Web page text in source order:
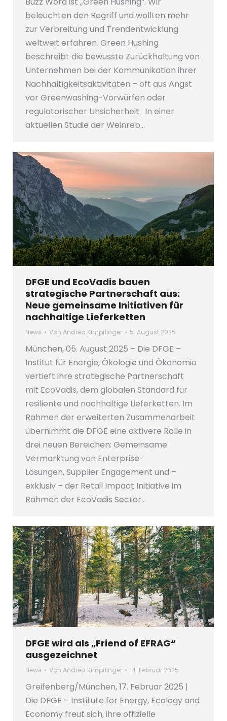
beleuchten den Begriff und wollten mehr
zur Verbreitung und Trendentwicklung
weltweit erfahren. Green Hushing
beschreibt die bewusste Zurückhaltung von
Unternehmen bei der Kommunikation ihrer
Nachhaltigkeitsaktivitäten – oft aus Angst
vor Greenwashing-Vorwürfen oder
regulatorischer Unsicherheit. In einer
aktuellen Studie der Weinreb…
DFGE und EcoVadis bauen
strategische Partnerschaft aus:
Neue gemeinsame Initiativen für
nachhaltige Lieferketten
News Von Andrea Kimpflinger 5. August 2025
München, 05. August 2025 – Die DFGE –
Institut für Energie, Ökologie und Ökonomie
vertieft ihre strategische Partnerschaft
mit EcoVadis, dem globalen Standard für
resiliente und nachhaltige Lieferketten. Im
Rahmen der erweiterten Zusammenarbeit
übernimmt die DFGE eine aktivere Rolle in
drei neuen Bereichen: Gemeinsame
Vermarktung von Enterprise-
Lösungen, Supplier Engagement und –
exklusiv – der Retail Impact Initiative im
Rahmen der EcoVadis Sector…
DFGE wird als „Friend of EFRAG“
ausgezeichnet
News Von Andrea Kimpflinger 14. Februar 2025
Greifenberg/München, 17. Februar 2025 |
Die DFGE – Institute for Energy, Ecology and
Economy freut sich, ihre offizielle